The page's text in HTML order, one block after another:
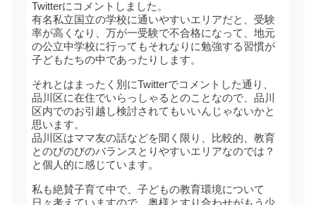
Twitterにコメントしました。
有名私立国立の学校に通いやすいエリアだと、受験
率が高くなり、万が一受験で不合格になって、地元
の公立中学校に行ってもそれなりに勉強する習慣が
子どもたちの中であったりします。
それとはまったく別にTwitterでコメントした通り、
品川区に在住でいらっしゃるとのことなので、品川
区内でのお引越し検討されてもいいんじゃないかと
思います。
品川区はママ友の話などを聞く限り、比較的、教育
とのびのびのバランスとりやすいエリアなのでは？
と個人的に感じています。
私も絶賛子育て中で、子どもの教育環境について